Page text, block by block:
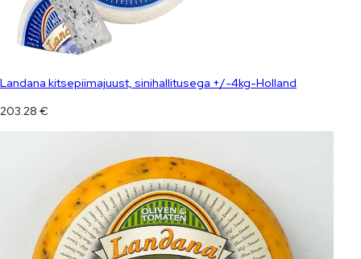
Landana kitsepiimajuust, sinihallitusega +/-4kg-Holland
203.28 €